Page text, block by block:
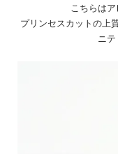
こちらはア
プリンセスカットの上
ニテ